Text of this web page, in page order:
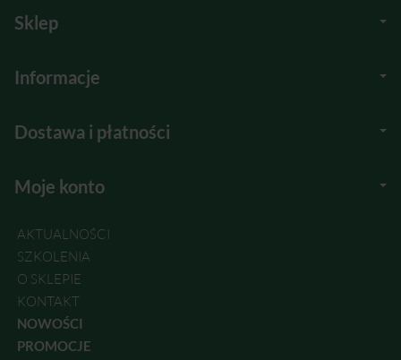
Sklep
Informacje
Dostawa i płatności
Moje konto
AKTUALNOŚCI
SZKOLENIA
O SKLEPIE
KONTAKT
NOWOŚCI
PROMOCJE